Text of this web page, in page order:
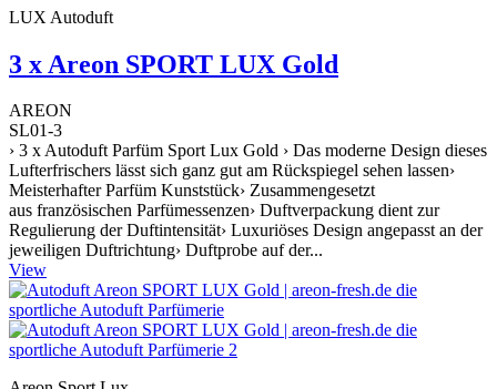
LUX Autoduft
3 x Areon SPORT LUX Gold
AREON
SL01-3
› 3 x Autoduft Parfüm Sport Lux Gold › Das moderne Design dieses
Lufterfrischers lässt sich ganz gut am Rückspiegel sehen lassen›
Meisterhafter Parfüm Kunststück› Zusammengesetzt
aus französischen Parfümessenzen› Duftverpackung dient zur
Regulierung der Duftintensität› Luxuriöses Design angepasst an der
jeweiligen Duftrichtung› Duftprobe auf der...
View